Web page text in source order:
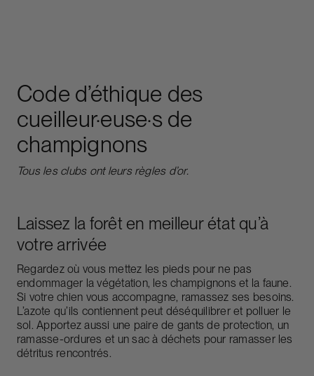
Code d’éthique des
cueilleur·euse·s de
champignons
Tous les clubs ont leurs règles d’or.
Laissez la forêt en meilleur état qu’à
votre arrivée
Regardez où vous mettez les pieds pour ne pas
endommager la végétation, les champignons et la faune.
Si votre chien vous accompagne, ramassez ses besoins.
L’azote qu’ils contiennent peut déséquilibrer et polluer le
sol. Apportez aussi une paire de gants de protection, un
ramasse-ordures et un sac à déchets pour ramasser les
détritus rencontrés.